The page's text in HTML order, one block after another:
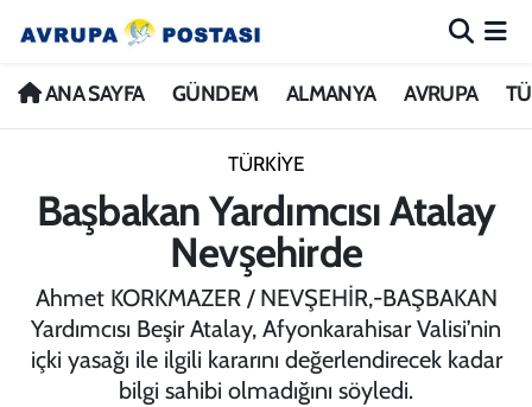
ANA SAYFA GÜNDEM ALMANYA AVRUPA
TÜRKİYE
Başbakan Yardımcısı Atalay
Nevşehirde
Ahmet KORKMAZER / NEVŞEHİR,-BAŞBAKAN
Yardımcısı Beşir Atalay, Afyonkarahisar Valisi’nin
içki yasağı ile ilgili kararını değerlendirecek kadar
bilgi sahibi olmadığını söyledi.
ANA SAYFA
ALMANYA
TÜRKİYE
DÜNYA
Nöbetçi Eczaneler
İstanbul Namaz Vakitleri
Trafik Durumu
Avrupa Ligi Puan Durumu ve Fikstür
Tüm Manşetler